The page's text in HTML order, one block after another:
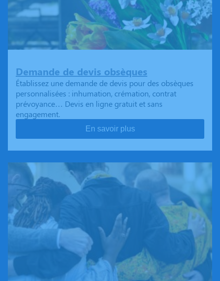
Demande de devis obsèques
Établissez une demande de devis pour des obsèques
personnalisées : inhumation, crémation, contrat
prévoyance… Devis en ligne gratuit et sans
engagement.
En savoir plus